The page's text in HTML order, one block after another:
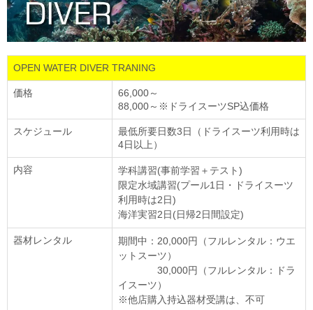
OPEN WATER DIVER TRANING
価格
66,000～
88,000～※ドライスーツSP込価格
スケジュール
最低所要日数3日（ドライスーツ利用時は
4日以上）
内容
学科講習(事前学習＋テスト)
限定水域講習(プール1日・ドライスーツ
利用時は2日)
海洋実習2日(日帰2日間設定)
器材レンタル
期間中：20,000円（フルレンタル：ウエ
ットスーツ）
30,000円（フルレンタル：ドラ
イスーツ）
※他店購入持込器材受講は、不可